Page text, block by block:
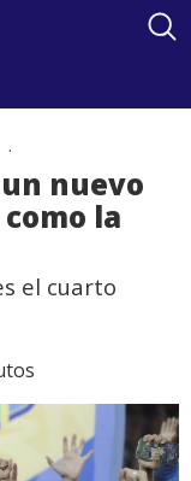
.
nuevo
la
el cuarto